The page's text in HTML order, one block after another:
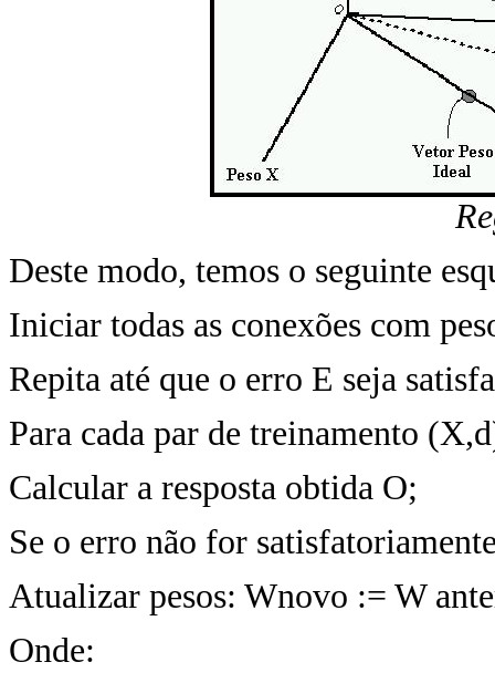
Deste modo, temos o seguinte
Iniciar todas as conexões com
Repita até que o erro E seja
Para cada par de treinamento
Calcular a resposta obtida O;
Se o erro não for
Atualizar pesos: Wnovo := W
Onde: